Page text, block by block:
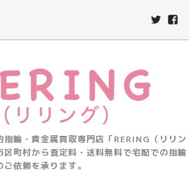
輪・貴金属買取専門店「RERING（リリン
町村から査定料・送料無料で宅配での指輪
ご依頼を承ります。